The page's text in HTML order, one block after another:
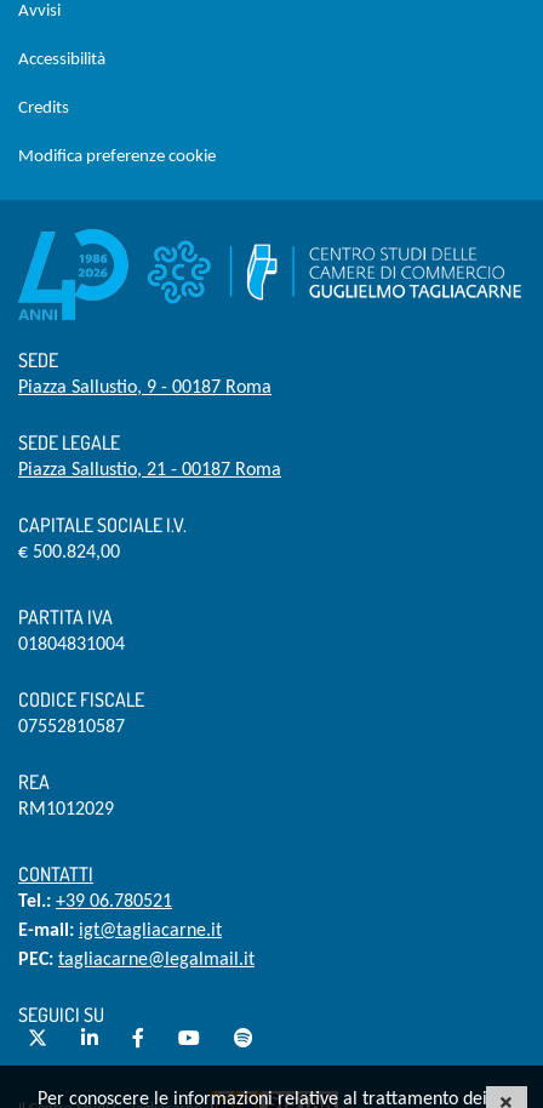
Avvisi
Accessibilità
Credits
Modifica preferenze cookie
SEDE
Piazza Sallustio, 9 - 00187 Roma
SEDE LEGALE
Piazza Sallustio, 21 - 00187 Roma
CAPITALE SOCIALE I.V.
€ 500.824,00
PARTITA IVA
01804831004
CODICE FISCALE
07552810587
REA
RM1012029
CONTATTI
Tel.: +39 06.780521
E-mail: igt@tagliacarne.it
PEC: tagliacarne@legalmail.it
SEGUICI SU
TwitterLinkedInFacebookYouTube
Per conoscere le informazioni relative al trattamento dei